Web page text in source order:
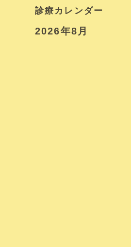
診療カレンダー
2026年8月